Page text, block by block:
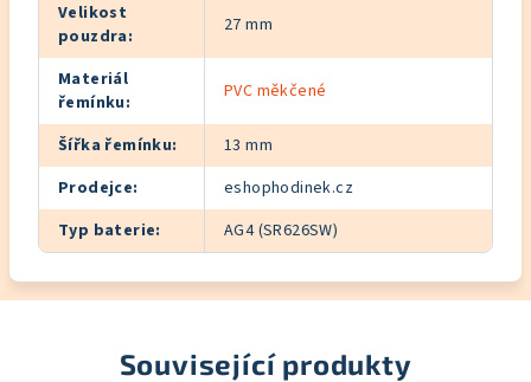
Velikost
pouzdra: 27 mm
Materiál
řemínku: PVC měkčené
Šířka řemínku:
13 mm
Prodejce:
eshophodinek.cz
Typ baterie: AG4 (SR626SW)
Související produkty